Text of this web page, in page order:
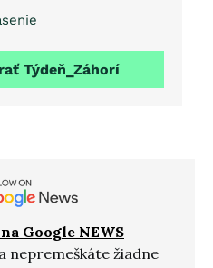
Týdeň_Záhorí
Google NEWS
nepremeškáte žiadne